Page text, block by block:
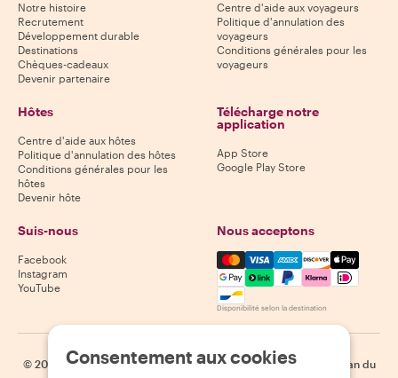
Notre histoire
Recrutement
Développement durable
Destinations
Chèques-cadeaux
Devenir partenaire
Centre d'aide aux voyageurs
Politique d'annulation des
voyageurs
Conditions générales pour les
voyageurs
Hôtes
Centre d'aide aux hôtes
Politique d'annulation des hôtes
Conditions générales pour les
hôtes
Devenir hôte
Télécharge notre
application
App Store
Google Play Store
Suis-nous
Facebook
Instagram
YouTube
Nous acceptons
Mastercard, Visa, Amex,
Disponibilité selon la destination
© 2026 Withlocals.com | Politique de confidentialité | Cookies
Plan du
Consentement aux cookies